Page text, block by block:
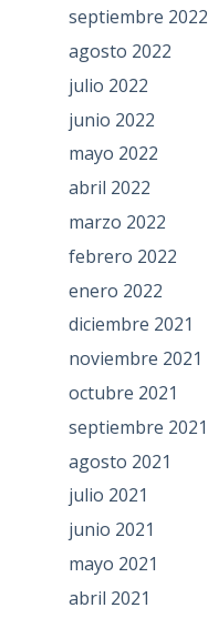
septiembre 2022
agosto 2022
julio 2022
junio 2022
mayo 2022
abril 2022
marzo 2022
febrero 2022
enero 2022
diciembre 2021
noviembre 2021
octubre 2021
septiembre 2021
agosto 2021
julio 2021
junio 2021
mayo 2021
abril 2021